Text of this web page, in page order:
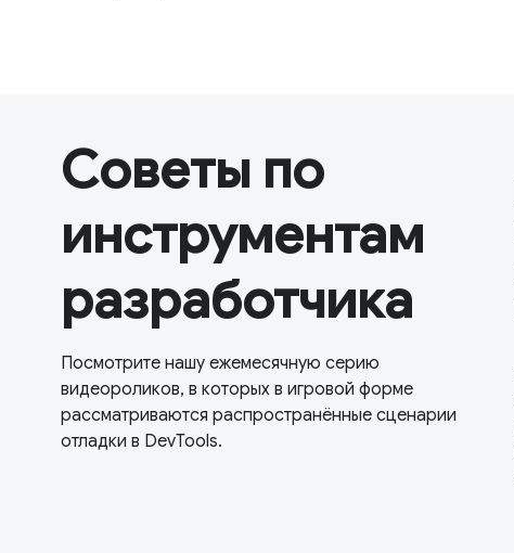
Советы по
инструментам
разработчика
Посмотрите нашу ежемесячную серию
видеороликов, в которых в игровой форме
рассматриваются распространённые сценарии
отладки в DevTools.